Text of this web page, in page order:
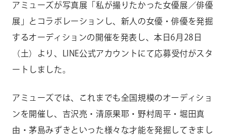
アミューズが写真展「私が撮りたかった女優展／俳優
展」とコラボレーションし、新人の女優・俳優を発掘
するオーディションの開催を発表し、本日6月28日
（土）より、LINE公式アカウントにて応募受付がスタ
ートしました。
アミューズでは、これまでも全国規模のオーディショ
ンを開催し、吉沢亮・清原果耶・野村周平・堀田真
由・茅島みずきといった様々な才能を発掘してきまし